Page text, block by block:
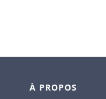
À PROPOS